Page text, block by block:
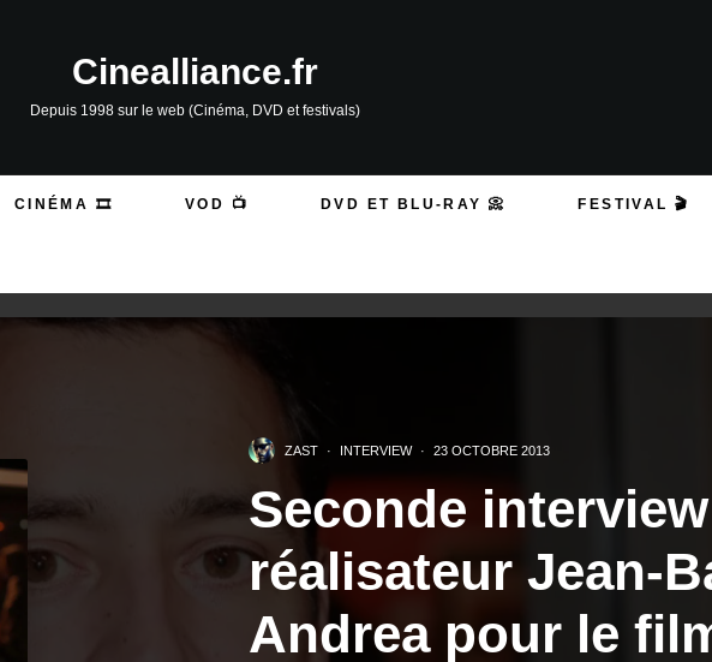
Cinealliance.fr
Depuis 1998 sur le web (Cinéma, DVD et festivals)
CINÉMA 🎞️ VOD 📺 DVD ET BLU-RAY 📀 FESTIVAL 🎬
ZAST · INTERVIEW · 23 OCTOBRE 2013
Seconde
réalisateur Jean-
Andrea pour le